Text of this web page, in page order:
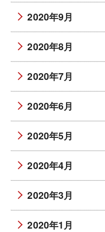
2020年9月
2020年8月
2020年7月
2020年6月
2020年5月
2020年4月
2020年3月
2020年1月